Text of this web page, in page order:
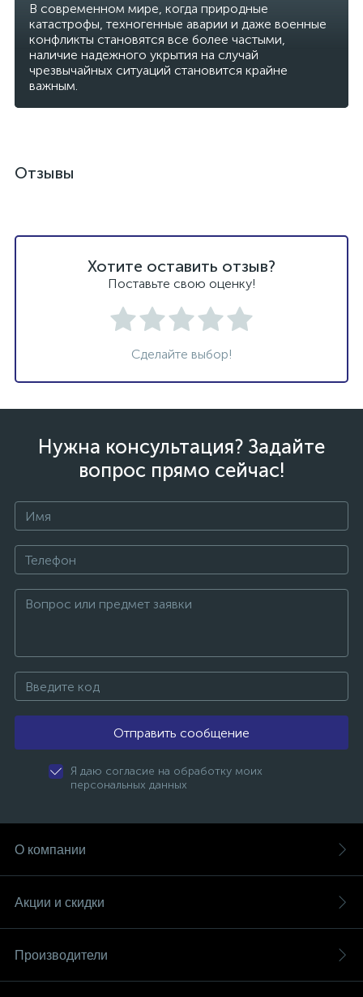
В современном мире, когда природные
катастрофы, техногенные аварии и даже военные
конфликты становятся все более частыми,
наличие надежного укрытия на случай
чрезвычайных ситуаций становится крайне
важным.
Отзывы
Хотите оставить отзыв?
Поставьте свою оценку!
Сделайте выбор!
Нужна консультация? Задайте
вопрос прямо сейчас!
Отправить сообщение
Я даю согласие на обработку моих
персональных данных
О компании
Акции и скидки
Производители